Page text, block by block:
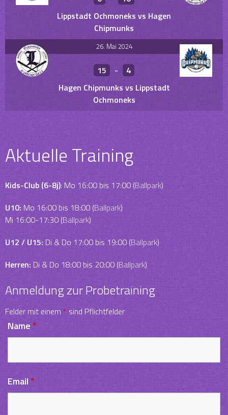
Lippstadt Ochmoneks vs Hagen
Chipmunks
26. Mai 2024
15 -
4
Hagen Chipmunks vs Lippstadt
Ochmoneks
Aktuelle Training
Kids-Club (6-8j): Mo 16:00 bis 17:00 (Ballpark)
U10:Mo 16:00 bis 18:00 (Ballpark)
Mi 16:00-17:30 (Ballpark)
U12 / U15: Di & Do 17:00 bis 19:00 (Ballpark)
Herren: Di & Do 18:00 bis 20:00 (Ballpark)
Anmeldung zur Probetraining
Felder mit einem*sind Pflichtfelder
Name *
Email*